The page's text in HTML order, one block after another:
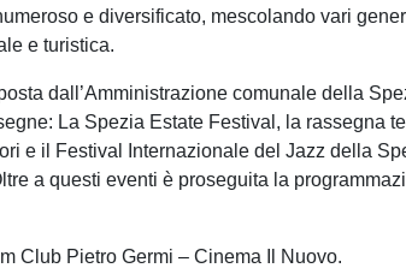
e diversificato, mescolando vari
e turistica.
dall’Amministrazione comunale della
La Spezia Estate Festival, la rassegna
e il Festival Internazionale del Jazz della
a questi eventi è proseguita la
Club Pietro Germi – Cinema Il Nuovo.